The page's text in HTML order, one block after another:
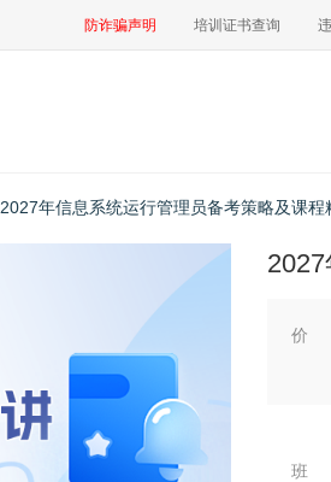
防诈骗声明 培训证书查询
2027年信息系统运行管理员备考策略及课程
价
班